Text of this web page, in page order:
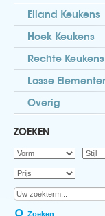
Eiland Keukens
Hoek Keukens
Rechte Keukens
Losse
Overig
ZOEKEN
Zoeken